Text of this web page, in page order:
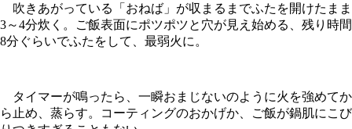
吹きあがっている「おねば」が収まるまでふたを開けたまま
3～4分炊く。ご飯表面にポツポツと穴が見え始める、残り時間
8分ぐらいでふたをして、最弱火に。
タイマーが鳴ったら、一瞬おまじないのように火を強めてか
ら止め、蒸らす。コーティングのおかげか、ご飯が鍋肌にこび